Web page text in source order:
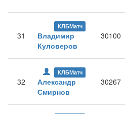
31
КЛБМатч
Владимир
Куловеров
30100
32
КЛБМатч
Александр
Смирнов
30267